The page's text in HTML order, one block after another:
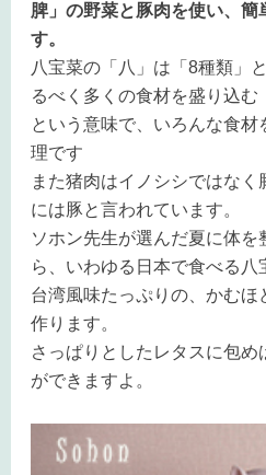
脾」の野菜と豚肉を使い、簡
す。
八宝菜の「八」は「8種類」
るべく多くの食材を盛り込む
という意味で、いろんな食
理です
また猪肉はイノシシではな
には豚と言われています。
ソホン先生が選んだ夏に体
ら、いわゆる日本で食べる八
台湾風味たっぷりの、かむほ
作ります。
さっぱりとしたレタスに包め
ができますよ。